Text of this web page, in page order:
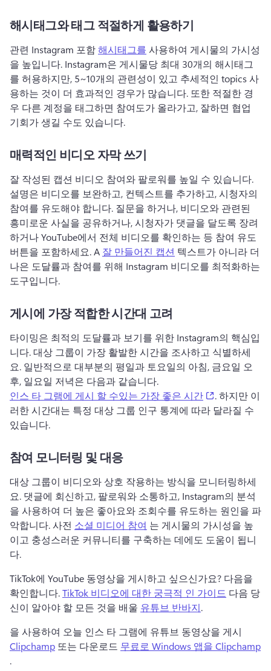
해시태그와 태그 적절하게 활용하기
관련 Instagram 포함 해시태그를 사용하여 게시물의 가시성
을 높입니다. Instagram은 게시물당 최대 30개의 해시태그
를 허용하지만, 5~10개의 관련성이 있고 추세적인 topics 사
용하는 것이 더 효과적인 경우가 많습니다. 또한 적절한 경
우 다른 계정을 태그하면 참여도가 올라가고, 잘하면 협업
기회가 생길 수도 있습니다.
매력적인 비디오 자막 쓰기
설명은 비디오를 보완하고, 컨텍스트를 추가하고, 시청자의
참여를 유도해야 합니다. 질문을 하거나, 비디오와 관련된
흥미로운 사실을 공유하거나, 시청자가 댓글을 달도록 장려
하거나 YouTube에서 전체 비디오를 확인하는 등 참여 유도
버튼을 포함하세요. A 잘 만들어진 캡션 텍스트가 아니라 더
나은 도달률과 참여를 위해 Instagram 비디오를 최적화하는
도구입니다.
게시에 가장 적합한 시간대 고려
타이밍은 최적의 도달률과 보기를 위한 Instagram의 핵심입
니다. 대상 그룹이 가장 활발한 시간을 조사하고 식별하세
요. 일반적으로 대부분의 평일과 토요일의 아침, 금요일 오
후, 일요일 저녁은 다음과 같습니다.
인스 타 그램에 게시 할 수있는 가장 좋은 시간
(opens in a
. 하지만 이
러한 시간대는 특정 대상 그룹 인구 통계에 따라 달라질 수
있습니다.
참여 모니터링 및 대응
대상 그룹이 비디오와 상호 작용하는 방식을 모니터링하세
요. 댓글에 회신하고, 팔로워와 소통하고, Instagram의 분석
을 사용하여 더 높은 좋아요와 조회수를 유도하는 원인을 파
악합니다. 사전 소셜 미디어 참여 는 게시물의 가시성을 높
이고 충성스러운 커뮤니티를 구축하는 데에도 도움이 됩니
다.
TikTok에 YouTube 동영상을 게시하고 싶으신가요? 다음을
확인합니다. TikTok 비디오에 대한 궁극적 인 가이드 다음 당
신이 알아야 할 모든 것을 배울 유튜브 반바지.
을 사용하여 오늘 인스 타 그램에 유튜브 동영상을 게시
Clipchamp 또는 다운로드 무료로 Windows 앱을 Clipchamp
.